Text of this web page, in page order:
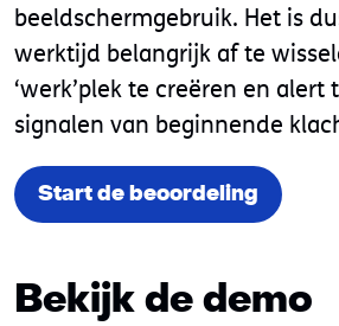
beeldschermgebruik. Het is
werktijd belangrijk af te
‘werk’plek te creëren en alert
signalen van beginnende
Start de beoordeling
Bekijk de demo